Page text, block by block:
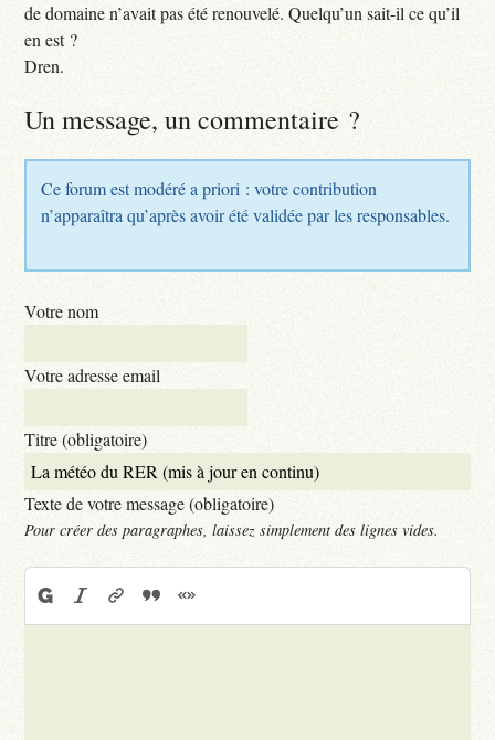
de domaine n’avait pas été renouvelé. Quelqu’un sait-il ce qu’il
en est ?
Dren.
Un message, un commentaire ?
Ce forum est modéré a priori : votre contribution
n’apparaîtra qu’après avoir été validée par les responsables.
Votre nom
Votre adresse email
Titre (obligatoire)
Texte de votre message (obligatoire)
Pour créer des paragraphes, laissez simplement des lignes vides.